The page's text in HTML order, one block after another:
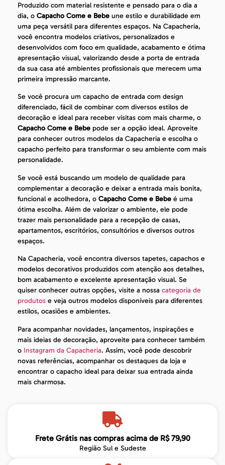
Produzido com material resistente e pensado para o dia a
dia, o Capacho Come e Bebe une estilo e durabilidade em
uma peça versátil para diferentes espaços. Na Capacheria,
você encontra modelos criativos, personalizados e
desenvolvidos com foco em qualidade, acabamento e ótima
apresentação visual, valorizando desde a porta de entrada
da sua casa até ambientes profissionais que merecem uma
primeira impressão marcante.
Se você procura um capacho de entrada com design
diferenciado, fácil de combinar com diversos estilos de
decoração e ideal para receber visitas com mais charme, o
Capacho Come e Bebe pode ser a opção ideal. Aproveite
para conhecer outros modelos da Capacheria e escolha o
capacho perfeito para transformar o seu ambiente com mais
personalidade.
Se você está buscando um modelo de qualidade para
complementar a decoração e deixar a entrada mais bonita,
funcional e acolhedora, o Capacho Come e Bebe é uma
ótima escolha. Além de valorizar o ambiente, ele pode
trazer mais personalidade para a recepção de casas,
apartamentos, escritórios, consultórios e diversos outros
espaços.
Na Capacheria, você encontra diversos tapetes, capachos e
modelos decorativos produzidos com atenção aos detalhes,
bom acabamento e excelente apresentação visual. Se
quiser conhecer outras opções, visite a nossa categoria de
produtos e veja outros modelos disponíveis para diferentes
estilos, ocasiões e ambientes.
Para acompanhar novidades, lançamentos, inspirações e
mais ideias de decoração, aproveite para conhecer também
o Instagram da Capacheria. Assim, você pode descobrir
novas referências, acompanhar os destaques da loja e
encontrar o capacho ideal para deixar sua entrada ainda
mais charmosa.
Frete Grátis nas compras acima de R$ 79,90
Região Sul e Sudeste